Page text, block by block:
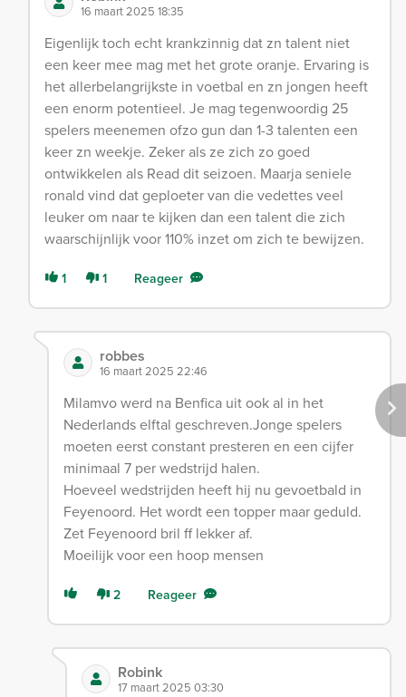
16 maart 2025 18:35
Eigenlijk toch echt krankzinnig dat zn talent niet
een keer mee mag met het grote oranje. Ervaring is
het allerbelangrijkste in voetbal en zn jongen heeft
een enorm potentieel. Je mag tegenwoordig 25
spelers meenemen ofzo gun dan 1-3 talenten een
keer zn weekje. Zeker als ze zich zo goed
ontwikkelen als Read dit seizoen. Maarja seniele
ronald vind dat geploeter van die vedettes veel
leuker om naar te kijken dan een talent die zich
waarschijnlijk voor 110% inzet om zich te bewijzen.
1 1 Reageer
robbes
16 maart 2025 22:46
Milamvo werd na Benfica uit ook al in het
Nederlands elftal geschreven.Jonge spelers
moeten eerst constant presteren en een cijfer
minimaal 7 per wedstrijd halen.
Hoeveel wedstrijden heeft hij nu gevoetbald in
Feyenoord. Het wordt een topper maar geduld.
Zet Feyenoord bril ff lekker af.
Moeilijk voor een hoop mensen
2 Reageer
Robink
17 maart 2025 03:30